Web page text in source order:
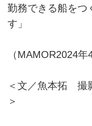
勤務できる船をつ
す」
（MAMOR2024年
＜文／魚本拓 撮
＞